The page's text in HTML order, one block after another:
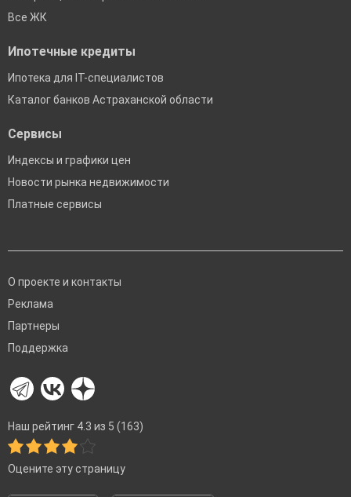
Все ЖК
Ипотечные кредиты
Ипотека для IT-специалистов
Каталог банков Астраханской области
Сервисы
Индексы и графики цен
Новости рынка недвижимости
Платные сервисы
О проекте и контакты
Реклама
Партнеры
Поддержка
Наш рейтинг 4.3 из 5 (163)
Оцените эту страницу